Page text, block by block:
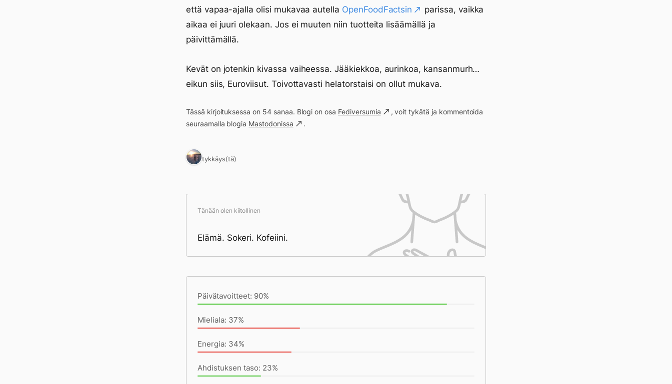
että vapaa-ajalla olisi mukavaa autella OpenFoodFactsin
parissa, vaikka
aikaa ei juuri olekaan. Jos ei muuten niin tuotteita lisäämällä ja
päivittämällä.
Kevät on jotenkin kivassa vaiheessa. Jääkiekkoa, aurinkoa, kansanmurh…
eikun siis, Euroviisut. Toivottavasti helatorstaisi on ollut mukava.
Tässä kirjoituksessa on 54 sanaa. Blogi on osa Fediversumia
, voit tykätä ja kommentoida
seuraamalla blogia Mastodonissa .
1 tykkäys(tä)
Tänään olen kiitollinen
Elämä. Sokeri. Kofeiini.
Päivätavoitteet: 90%
Mieliala: 37%
Energia: 34%
Ahdistuksen taso: 23%